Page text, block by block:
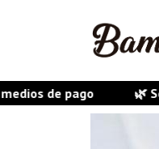
🌿 Somos